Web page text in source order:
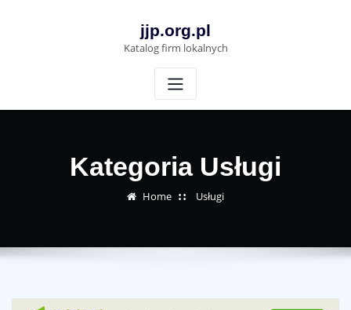
jjp.org.pl
Katalog firm lokalnych
Kategoria Usługi
Home Usługi